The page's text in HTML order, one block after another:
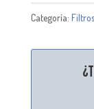
Categoría: